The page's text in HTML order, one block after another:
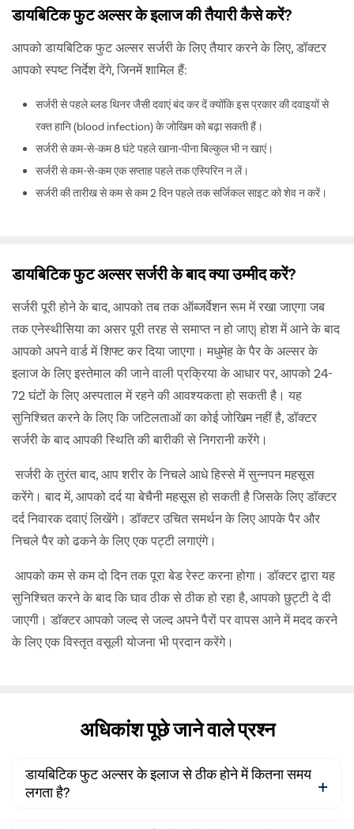
डायबिटिक फुट अल्सर के इलाज की तैयारी कैसे करें?
आपको डायबिटिक फुट अल्सर सर्जरी के लिए तैयार करने के लिए, डॉक्टर
आपको स्पष्ट निर्देश देंगे, जिनमें शामिल हैं:
सर्जरी से पहले ब्लड थिनर जैसी दवाएं बंद कर दें क्योंकि इस प्रकार की दवाइयों से
रक्त हानि (blood infection) के जोखिम को बढ़ा सकती हैं।
सर्जरी से कम-से-कम 8 घंटे पहले खाना-पीना बिल्कुल भी न खाएं।
सर्जरी से कम-से-कम एक सप्ताह पहले तक एस्पिरिन न लें।
सर्जरी की तारीख से कम से कम 2 दिन पहले तक सर्जिकल साइट को शेव न करें।
डायबिटिक फुट अल्सर सर्जरी के बाद क्या उम्मीद करें?
सर्जरी पूरी होने के बाद, आपको तब तक ऑब्जर्वेशन रूम में रखा जाएगा जब
तक एनेस्थीसिया का असर पूरी तरह से समाप्त न हो जाए| होश में आने के बाद
आपको अपने वार्ड में शिफ्ट कर दिया जाएगा। मधुमेह के पैर के अल्सर के
इलाज के लिए इस्तेमाल की जाने वाली प्रक्रिया के आधार पर, आपको 24-
72 घंटों के लिए अस्पताल में रहने की आवश्यकता हो सकती है। यह
सुनिश्चित करने के लिए कि जटिलताओं का कोई जोखिम नहीं है, डॉक्टर
सर्जरी के बाद आपकी स्थिति की बारीकी से निगरानी करेंगे।
सर्जरी के तुरंत बाद, आप शरीर के निचले आधे हिस्से में सुन्नपन महसूस
करेंगे। बाद में, आपको दर्द या बेचैनी महसूस हो सकती है जिसके लिए डॉक्टर
दर्द निवारक दवाएं लिखेंगे। डॉक्टर उचित समर्थन के लिए आपके पैर और
निचले पैर को ढकने के लिए एक पट्टी लगाएंगे।
आपको कम से कम दो दिन तक पूरा बेड रेस्ट करना होगा। डॉक्टर द्वारा यह
सुनिश्चित करने के बाद कि घाव ठीक से ठीक हो रहा है, आपको छुट्टी दे दी
जाएगी। डॉक्टर आपको जल्द से जल्द अपने पैरों पर वापस आने में मदद करने
के लिए एक विस्तृत वसूली योजना भी प्रदान करेंगे।
अधिकांश पूछे जाने वाले प्रश्न
डायबिटिक फुट अल्सर के इलाज से ठीक होने में कितना समय
लगता है?
डायबिटिक फुट अल्सर प्रबंधन के बाद ठीक होने की अवधि कई कारकों